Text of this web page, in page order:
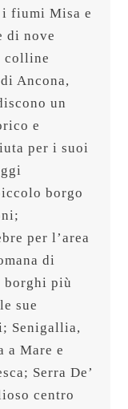
fiumi Misa e
di nove
colline
Ancona,
un
e
per i suoi
borgo
per l’area
di
borghi più
sue
Senigallia,
a Mare e
Serra De’
centro